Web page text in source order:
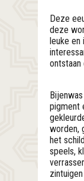
Deze
deze
leuke en
ontstaan
pigment
worden,
het
speels,